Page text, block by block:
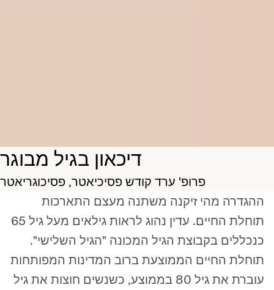
דיכאון בגיל מבוגר
פרופ' ערד קודשפסיכיאטר, פסיכוגריאטר
ההגדרה מהי זיקנה משתנה מעצם התארכות
תוחלת החיים. עדין נהוג לראות גילאים מעל גיל 65
כנכללים בקבוצת הגיל המכונה "הגיל השלישי".
תוחלת החיים הממוצעת ברוב המדינות המפותחות
עוברת את גיל 80 בממוצע, כשנשים חוצות את גיל